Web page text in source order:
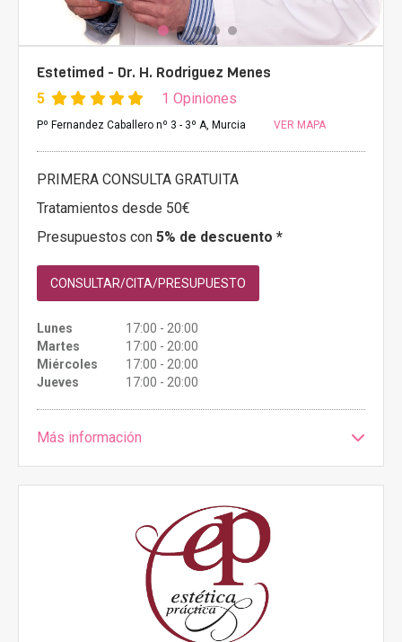
Estetimed - Dr. H. Rodriguez Menes
5 1 Opiniones
Pº Fernandez Caballero nº 3 - 3º A, Murcia VER MAPA
PRIMERA CONSULTA GRATUITA
Tratamientos desde 50€
Presupuestos con 5% de descuento *
CONSULTAR/CITA/PRESUPUESTO
Lunes
17:00 - 20:00
Martes
17:00 - 20:00
Miércoles
17:00 - 20:00
Jueves
17:00 - 20:00
Más información